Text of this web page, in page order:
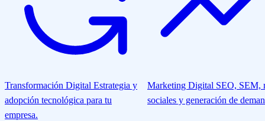
Transformación Digital Estrategia y
adopción tecnológica para tu
empresa.
Marketing Digital SEO, SEM,
sociales y generación de